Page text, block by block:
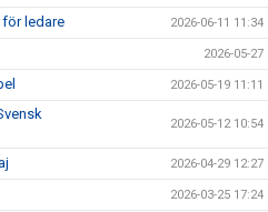
för ledare 2026-06-11 11:34
2026-05-27
2026-05-19 11:11
2026-05-12 10:54
2026-04-29 12:27
2026-03-25 17:24